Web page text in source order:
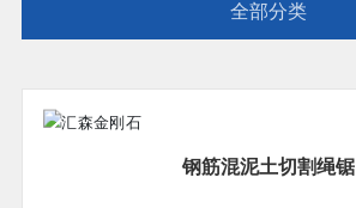
全部分类
钢筋混泥土切割绳锯